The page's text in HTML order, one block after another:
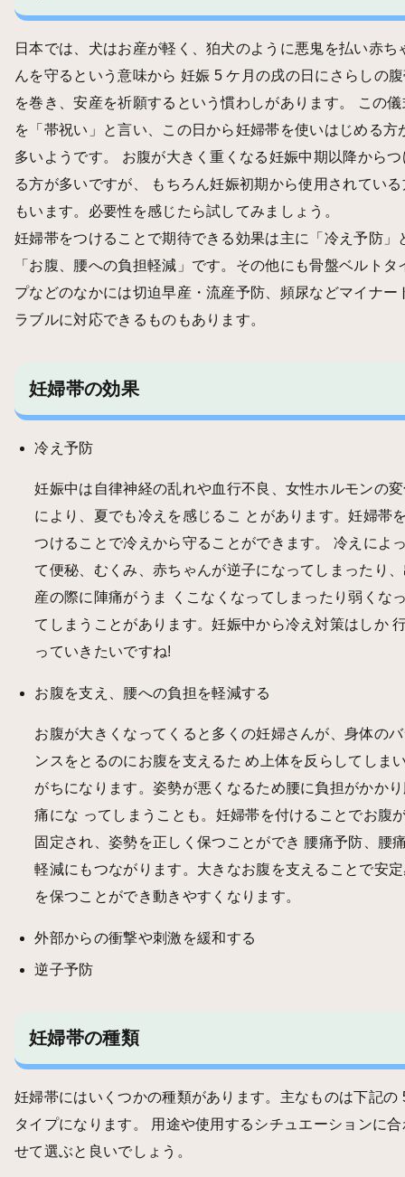
日本では、犬はお産が軽く、狛犬のように悪鬼を払い赤ち
んを守るという意味から 妊娠 5 ケ月の戌の日にさらしの
を巻き、安産を祈願するという慣わしがあります。 この儀
を「帯祝い」と言い、この日から妊婦帯を使いはじめる方
多いようです。 お腹が大きく重くなる妊娠中期以降からつ
る方が多いですが、 もちろん妊娠初期から使用されている
もいます。必要性を感じたら試してみましょう。
妊婦帯をつけることで期待できる効果は主に「冷え予防」
「お腹、腰への負担軽減」です。その他にも骨盤ベルトタ
プなどのなかには切迫早産・流産予防、頻尿などマイナー
ラブルに対応できるものもあります。
妊婦帯の効果
冷え予防
妊娠中は自律神経の乱れや血行不良、女性ホルモンの
により、夏でも冷えを感じるこ とがあります。妊婦帯
つけることで冷えから守ることができます。 冷えによ
て便秘、むくみ、赤ちゃんが逆子になってしまったり
産の際に陣痛がうま くこなくなってしまったり弱くな
てしまうことがあります。妊娠中から冷え対策はしか
っていきたいですね!
お腹を支え、腰への負担を軽減する
お腹が大きくなってくると多くの妊婦さんが、身体の
ンスをとるのにお腹を支えるた め上体を反らしてしま
がちになります。姿勢が悪くなるため腰に負担がかか
痛にな ってしまうことも。妊婦帯を付けることでお腹
固定され、姿勢を正しく保つことができ 腰痛予防、腰
軽減にもつながります。大きなお腹を支えることで安
を保つことができ動きやすくなります。
外部からの衝撃や刺激を緩和する
逆子予防
妊婦帯の種類
妊婦帯にはいくつかの種類があります。主なものは下記の
タイプになります。 用途や使用するシチュエーションに合
せて選ぶと良いでしょう。